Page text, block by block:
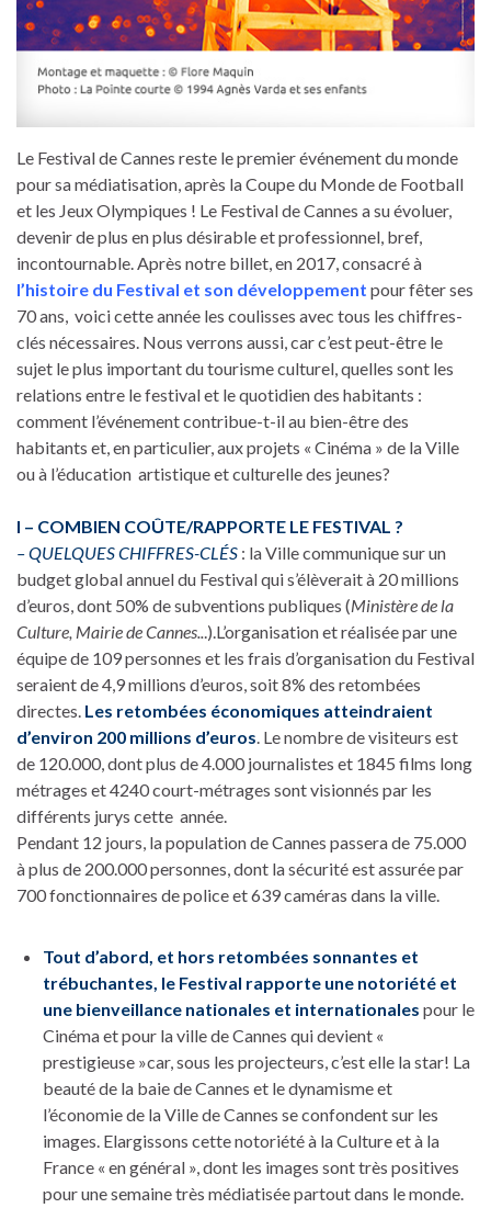
Le Festival de Cannes reste le premier événement du monde
pour sa médiatisation, après la Coupe du Monde de Football
et les Jeux Olympiques ! Le Festival de Cannes a su évoluer,
devenir de plus en plus désirable et professionnel, bref,
incontournable. Après notre billet, en 2017, consacré à
l’histoire du Festival et son développement pour fêter ses
70 ans, voici cette année les coulisses avec tous les chiffres-
clés nécessaires. Nous verrons aussi, car c’est peut-être le
sujet le plus important du tourisme culturel, quelles sont les
relations entre le festival et le quotidien des habitants :
comment l’événement contribue-t-il au bien-être des
habitants et, en particulier, aux projets « Cinéma » de la Ville
ou à l’éducation artistique et culturelle des jeunes?
I – COMBIEN COÛTE/RAPPORTE LE FESTIVAL ?
– QUELQUES CHIFFRES-CLÉS : la Ville communique sur un
budget global annuel du Festival qui s’élèverait à 20 millions
d’euros, dont 50% de subventions publiques (Ministère de la
Culture, Mairie de Cannes...).L’organisation et réalisée par une
équipe de 109 personnes et les frais d’organisation du Festival
seraient de 4,9 millions d’euros, soit 8% des retombées
directes. Les retombées économiques atteindraient
d’environ 200 millions d’euros. Le nombre de visiteurs est
de 120.000, dont plus de 4.000 journalistes et 1845 films long
métrages et 4240 court-métrages sont visionnés par les
différents jurys cette année.
Pendant 12 jours, la population de Cannes passera de 75.000
à plus de 200.000 personnes, dont la sécurité est assurée par
700 fonctionnaires de police et 639 caméras dans la ville.
Tout d’abord, et hors retombées sonnantes et
trébuchantes, le Festival rapporte une notoriété et
une bienveillance nationales et internationales pour le
Cinéma et pour la ville de Cannes qui devient «
prestigieuse »car, sous les projecteurs, c’est elle la star! La
beauté de la baie de Cannes et le dynamisme et
l’économie de la Ville de Cannes se confondent sur les
images. Elargissons cette notoriété à la Culture et à la
France « en général », dont les images sont très positives
pour une semaine très médiatisée partout dans le monde.